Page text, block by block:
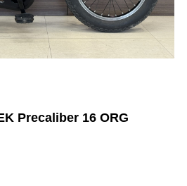
Precaliber 16 ORG